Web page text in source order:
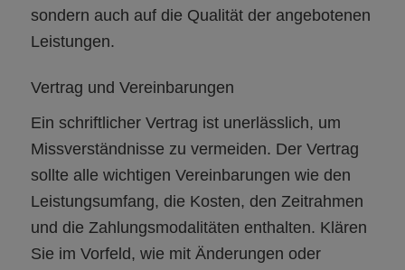
sondern auch auf die Qualität der angebotenen
Leistungen.
Vertrag und Vereinbarungen
Ein schriftlicher Vertrag ist unerlässlich, um
Missverständnisse zu vermeiden. Der Vertrag
sollte alle wichtigen Vereinbarungen wie den
Leistungsumfang, die Kosten, den Zeitrahmen
und die Zahlungsmodalitäten enthalten. Klären
Sie im Vorfeld, wie mit Änderungen oder